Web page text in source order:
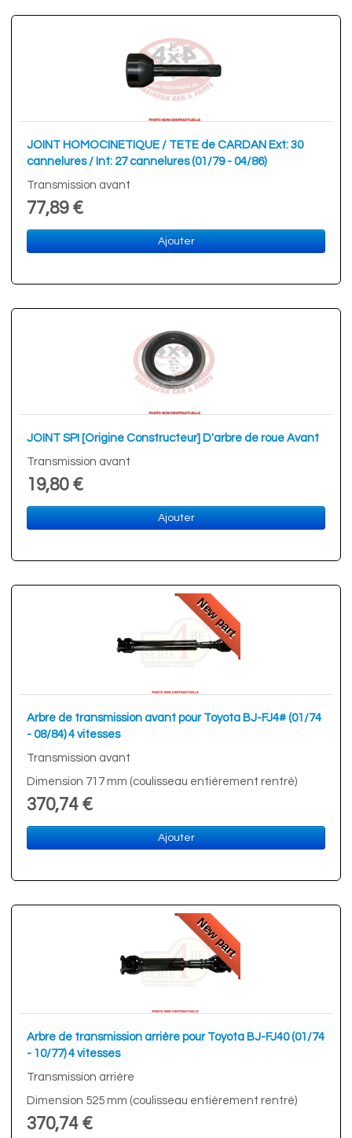
JOINT HOMOCINETIQUE / TETE de CARDAN Ext: 30
cannelures / Int: 27 cannelures (01/79 - 04/86)
Transmission avant
77,89 €
Ajouter
JOINT SPI [Origine Constructeur] D'arbre de roue Avant
Transmission avant
19,80 €
Ajouter
New part
Arbre de transmission avant pour Toyota BJ-FJ4# (01/74
- 08/84) 4 vitesses
Transmission avant
Dimension 717 mm (coulisseau entièrement rentré)
370,74 €
Ajouter
New part
Arbre de transmission arrière pour Toyota BJ-FJ40 (01/74
- 10/77) 4 vitesses
Transmission arrière
Dimension 525 mm (coulisseau entièrement rentré)
370,74 €